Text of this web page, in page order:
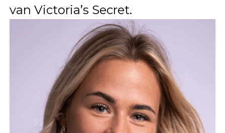
van Victoria’s Secret.